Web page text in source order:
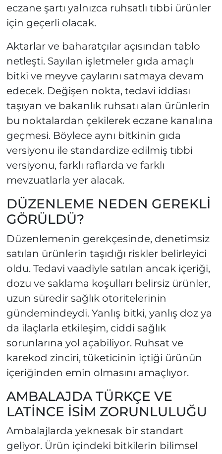
eczane şartı yalnızca ruhsatlı tıbbi ürünler
için geçerli olacak.
Aktarlar ve baharatçılar açısından tablo
netleşti. Sayılan işletmeler gıda amaçlı
bitki ve meyve çaylarını satmaya devam
edecek. Değişen nokta, tedavi iddiası
taşıyan ve bakanlık ruhsatı alan ürünlerin
bu noktalardan çekilerek eczane kanalına
geçmesi. Böylece aynı bitkinin gıda
versiyonu ile standardize edilmiş tıbbi
versiyonu, farklı raflarda ve farklı
mevzuatlarla yer alacak.
DÜZENLEME NEDEN GEREKLİ
GÖRÜLDÜ?
Düzenlemenin gerekçesinde, denetimsiz
satılan ürünlerin taşıdığı riskler belirleyici
oldu. Tedavi vaadiyle satılan ancak içeriği,
dozu ve saklama koşulları belirsiz ürünler,
uzun süredir sağlık otoritelerinin
gündemindeydi. Yanlış bitki, yanlış doz ya
da ilaçlarla etkileşim, ciddi sağlık
sorunlarına yol açabiliyor. Ruhsat ve
karekod zinciri, tüketicinin içtiği ürünün
içeriğinden emin olmasını amaçlıyor.
AMBALAJDA TÜRKÇE VE
LATİNCE İSİM ZORUNLULUĞU
Ambalajlarda yeknesak bir standart
geliyor. Ürün içindeki bitkilerin bilimsel